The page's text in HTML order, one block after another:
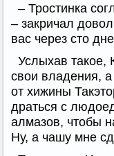
– Тростинка
– закричал
вас через сто
Услыхав такое,
свои владения,
от хижины
драться с
алмазов, чтобы
Ну, а чашу мне